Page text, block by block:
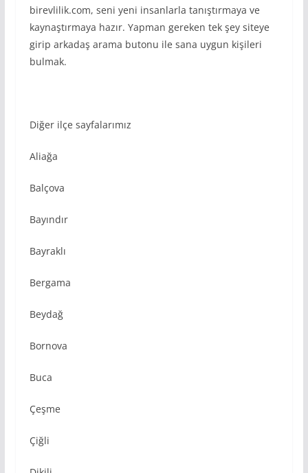
birevlilik.com, seni yeni insanlarla tanıştırmaya ve
kaynaştırmaya hazır. Yapman gereken tek şey siteye
girip arkadaş arama butonu ile sana uygun kişileri
bulmak.
Diğer ilçe sayfalarımız
Aliağa
Balçova
Bayındır
Bayraklı
Bergama
Beydağ
Bornova
Buca
Çeşme
Çiğli